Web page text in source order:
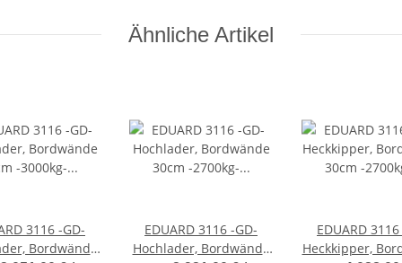
Ähnliche Artikel
3116 -GD-
Bordwände
EDUARD 3116 -GD-
Hochlader, Bordwände
EDUARD
Heckkipper,